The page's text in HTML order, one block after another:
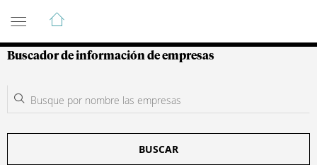
Guía de Empresas Colombianas
Buscador de información de empresas
BUSCAR